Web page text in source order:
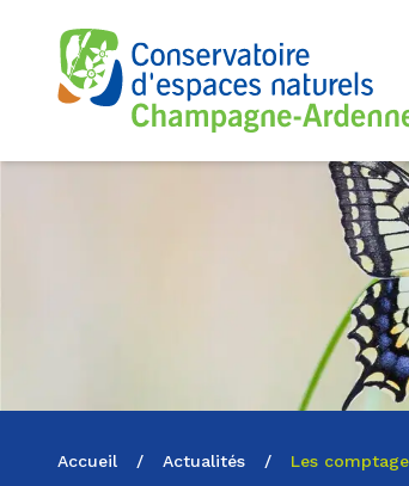
Logo du CENCA
Accueil / Actualités / Les